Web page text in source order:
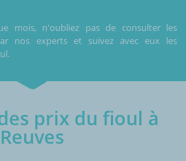
mois, n'oubliez pas de consulter les
nos experts et suivez avec eux les
prix du fioul à
Reuves